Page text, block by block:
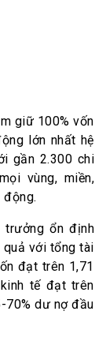
giữ 100% vốn
lớn nhất hệ
gần 2.300 chi
vùng, miền,
động.
ổn định
quả với tổng tài
đạt trên 1,71
tế đạt trên
70% dư nợ đầu